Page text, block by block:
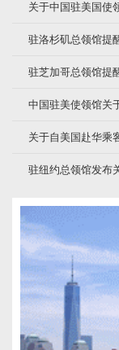
关于中国驻美国使
驻洛杉矶总领馆提
驻芝加哥总领馆提
中国驻美使领馆关
关于自美国赴华乘
驻纽约总领馆发布